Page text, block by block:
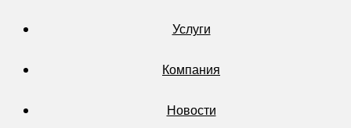
Услуги
Компания
Новости